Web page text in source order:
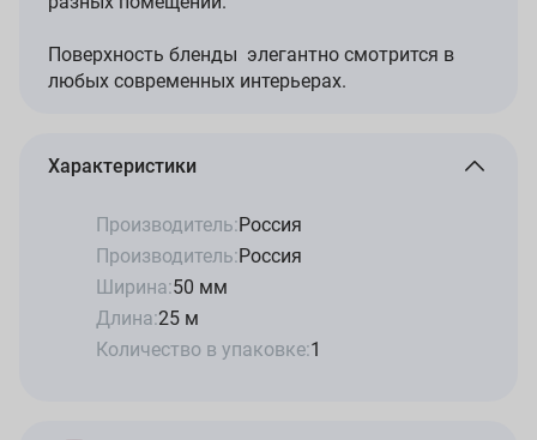
Поверхность бленды элегантно смотрится в
любых современных интерьерах.
Характеристики
Производитель:Россия
Производитель:Россия
Ширина:50 мм
Длина:25 м
Количество в упаковке:1